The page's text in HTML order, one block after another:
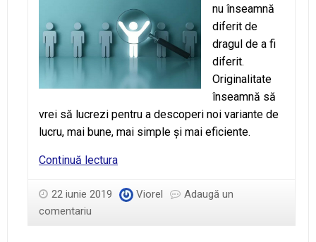
nu înseamnă
diferit de
dragul de a fi
diferit.
Originalitate
înseamnă să
vrei să lucrezi pentru a descoperi noi variante de
lucru, mai bune, mai simple şi mai eficiente.
Continuă lecturaCum
fii
22 iunie 2019 Viorel
Adaugă un
comentariu